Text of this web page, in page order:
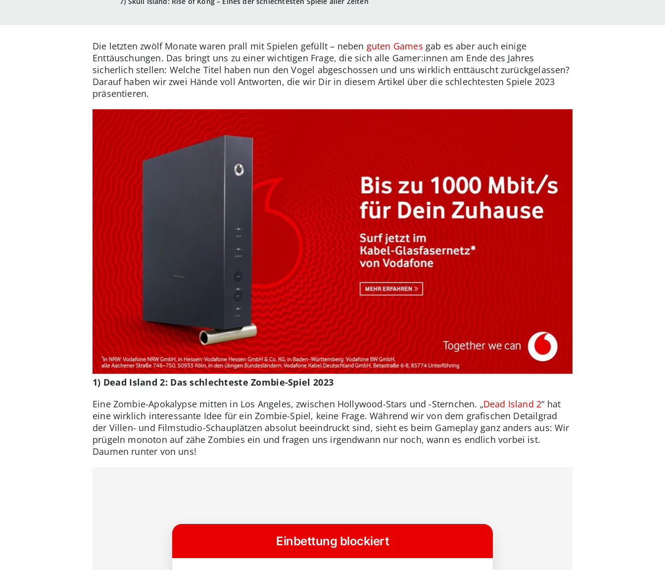
Die letzten zwölf Monate waren prall mit Spielen gefüllt – neben guten Games gab es aber auch einige
Enttäuschungen. Das bringt uns zu einer wichtigen Frage, die sich alle Gamer:innen am Ende des Jahres
sicherlich stellen: Welche Titel haben nun den Vogel abgeschossen und uns wirklich enttäuscht zurückgelassen?
Darauf haben wir zwei Hände voll Antworten, die wir Dir in diesem Artikel über die schlechtesten Spiele 2023
präsentieren.
1) Dead Island 2: Das schlechteste Zombie-Spiel 2023
Eine Zombie-Apokalypse mitten in Los Angeles, zwischen Hollywood-Stars und -Sternchen. „Dead Island 2“ hat
eine wirklich interessante Idee für ein Zombie-Spiel, keine Frage. Während wir von dem grafischen Detailgrad
der Villen- und Filmstudio-Schauplätzen absolut beeindruckt sind, sieht es beim Gameplay ganz anders aus: Wir
prügeln monoton auf zähe Zombies ein und fragen uns irgendwann nur noch, wann es endlich vorbei ist.
Daumen runter von uns!